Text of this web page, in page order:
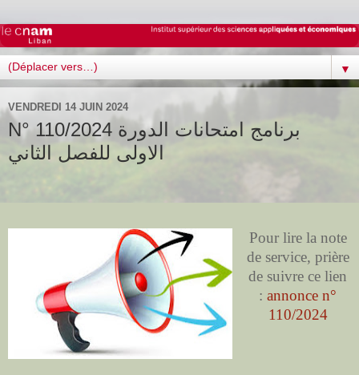
▼
VENDREDI 14 JUIN 2024
N° 110/2024 برنامج امتحانات الدورة
الاولى للفصل الثاني
Pour lire la note
de service, prière
de suivre ce lien
:annonce n°
110/2024